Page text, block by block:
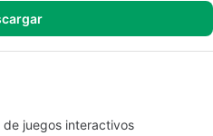
juegos interactivos